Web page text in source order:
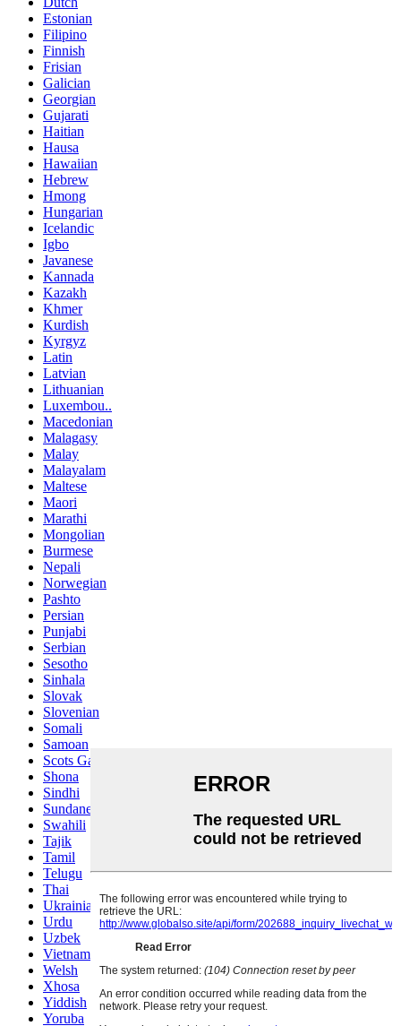
Estonian
Filipino
Finnish
Frisian
Galician
Georgian
Gujarati
Haitian
Hausa
Hawaiian
Hebrew
Hmong
Hungarian
Icelandic
Igbo
Javanese
Kannada
Kazakh
Khmer
Kurdish
Kyrgyz
Latin
Latvian
Lithuanian
Luxembou..
Macedonian
Malagasy
Malay
Malayalam
Maltese
Maori
Marathi
Mongolian
Burmese
Nepali
Norwegian
Pashto
Persian
Punjabi
Serbian
Sesotho
Sinhala
Slovak
Slovenian
Somali
Samoan
Scots Gaelic
Shona
Sindhi
Sundanese
Swahili
Tajik
Tamil
Telugu
Thai
Ukrainian
Urdu
Uzbek
Vietnamese
Welsh
Xhosa
Yiddish
Yoruba